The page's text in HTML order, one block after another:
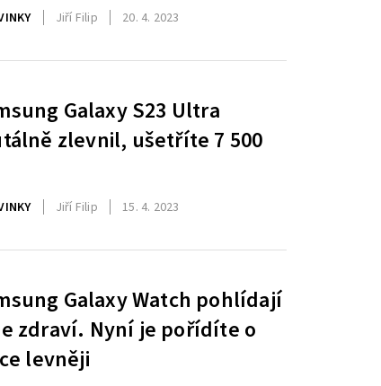
Jiří Filip 20. 4. 2023
Galaxy S23 Ultra
zlevnil, ušetříte 7 500
Jiří Filip 15. 4. 2023
Galaxy Watch pohlídají
zdraví. Nyní je pořídíte o
levněji